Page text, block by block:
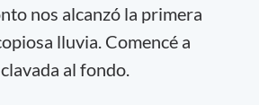
nos alcanzó la primera
lluvia. Comencé a
al fondo.